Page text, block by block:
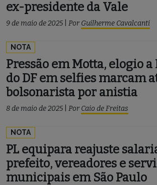
ex-presidente da Vale
9 de maio de 2025 Por Guilherme Cavalcanti
NOTA
Pressão em Motta, elogio a
do DF em selfies marcam
bolsonarista por anistia
8 de maio de 2025 Por Caio de Freitas
NOTA
PL equipara reajuste
prefeito, vereadores e
municipais em São Paulo